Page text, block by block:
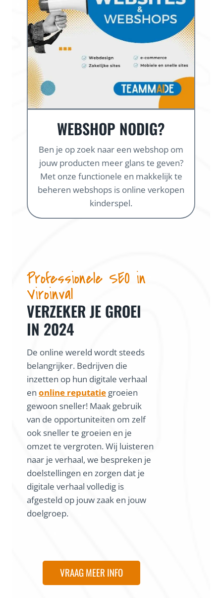
WEBSHOP NODIG?
Ben je op zoek naar een webshop om
jouw producten meer glans te geven?
Met onze functionele en makkelijk te
beheren webshops is online verkopen
kinderspel.
Professionele SEO in
Viroinval
VERZEKER JE GROEI
IN 2024
De online wereld wordt steeds
belangrijker. Bedrijven die
inzetten op hun digitale verhaal
en online reputatie groeien
gewoon sneller! Maak gebruik
van de opportuniteiten om zelf
ook sneller te groeien en je
omzet te vergroten. Wij luisteren
naar je verhaal, we bespreken je
doelstellingen en zorgen dat je
digitale verhaal volledig is
afgesteld op jouw zaak en jouw
doelgroep.
VRAAG MEER INFO